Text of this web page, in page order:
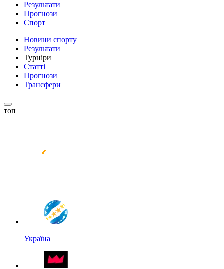
Результати
Прогнози
Спорт
Новини спорту
Результати
Турніри
Статті
Прогнози
Трансфери
топ
Україна